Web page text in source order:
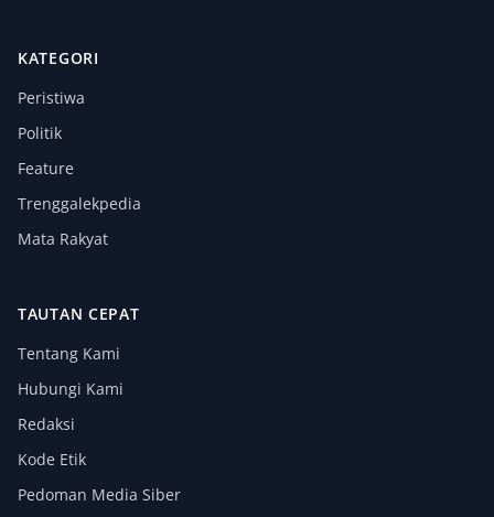
KATEGORI
Peristiwa
Politik
Feature
Trenggalekpedia
Mata Rakyat
TAUTAN CEPAT
Tentang Kami
Hubungi Kami
Redaksi
Kode Etik
Pedoman Media Siber